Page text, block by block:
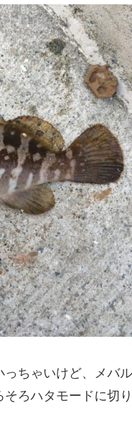
ちゃいけど、メバ
ろハタモードに切